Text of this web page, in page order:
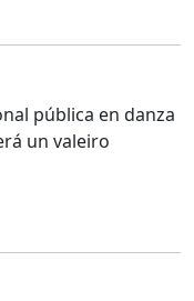
pública en danza
un valeiro